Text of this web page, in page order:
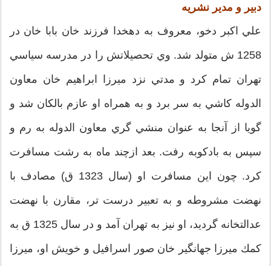
دبير و مدير نشريه
علي اكبر دخو، معروف به دهخدا فرزند خان بابا خان در
1258 ش متولد شد. وي تحصيلاتش را در مدرسه سياسي
تهران تمام كرد و مدتي نزد ميرزا ابراهيم خان معاون
الدوله كاشي به سر برد و به همراه او عازم بالكان شد و
گويا از آنجا به عنوان منشي گري معاون الدوله به رم و
سپس به بادكوبه رفت. بعد ازچند ماه به رشت مسافرت
كرد. چون اين مسافرت او (سال 1323 ق) مصادف با
نهضت مشروطه و به تعبير درست تر، مقارن با نهضت
عدالتخانه گرديد، او نيز به تهران آمد و در سال 1325 ق به
كمك ميرزا جهانگير خان صور اسرافيل و خويش او، ميرزا